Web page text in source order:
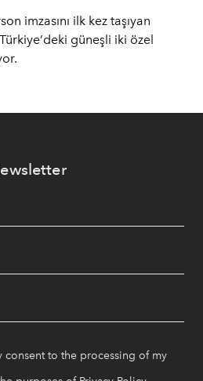
imzasını ilk kez taşıyan
güneşli iki özel
consent to the processing of my